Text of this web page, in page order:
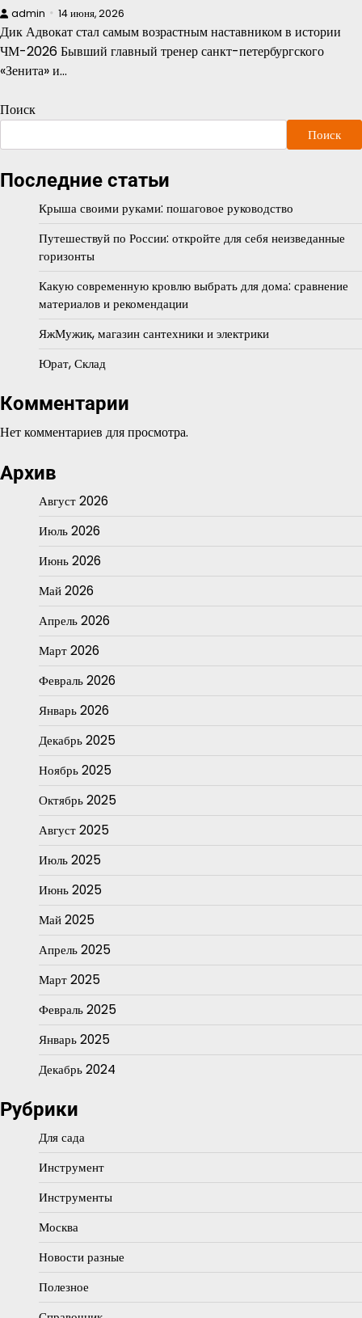
admin 14 июня, 2026
Дик Адвокат стал самым возрастным наставником в истории
ЧМ-2026 Бывший главный тренер санкт-петербургского
«Зенита» и…
Поиск
Поиск
Последние статьи
Крыша своими руками: пошаговое руководство
Путешествуй по России: откройте для себя неизведанные
горизонты
Какую современную кровлю выбрать для дома: сравнение
материалов и рекомендации
ЯжМужик, магазин сантехники и электрики
Юрат, Склад
Комментарии
Нет комментариев для просмотра.
Архив
Август 2026
Июль 2026
Июнь 2026
Май 2026
Апрель 2026
Март 2026
Февраль 2026
Январь 2026
Декабрь 2025
Ноябрь 2025
Октябрь 2025
Август 2025
Июль 2025
Июнь 2025
Май 2025
Апрель 2025
Март 2025
Февраль 2025
Январь 2025
Декабрь 2024
Рубрики
Для сада
Инструмент
Инструменты
Москва
Новости разные
Полезное